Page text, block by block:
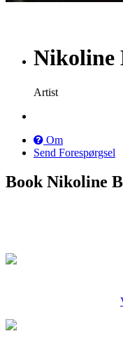
Nikoline
Artist
Om
Send Forespørgsel
Book Nikoline